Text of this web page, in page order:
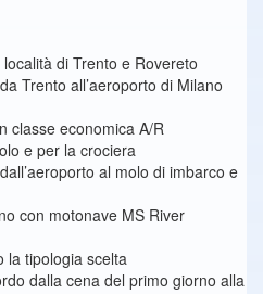
località di Trento e Rovereto
Trento all’aeroporto di Milano
classe economica A/R
e per la crociera
al molo di imbarco e
con motonave MS River
la tipologia scelta
dalla cena del primo giorno alla